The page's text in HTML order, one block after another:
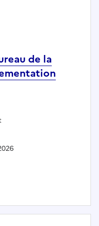
de la
au chef du bureau de